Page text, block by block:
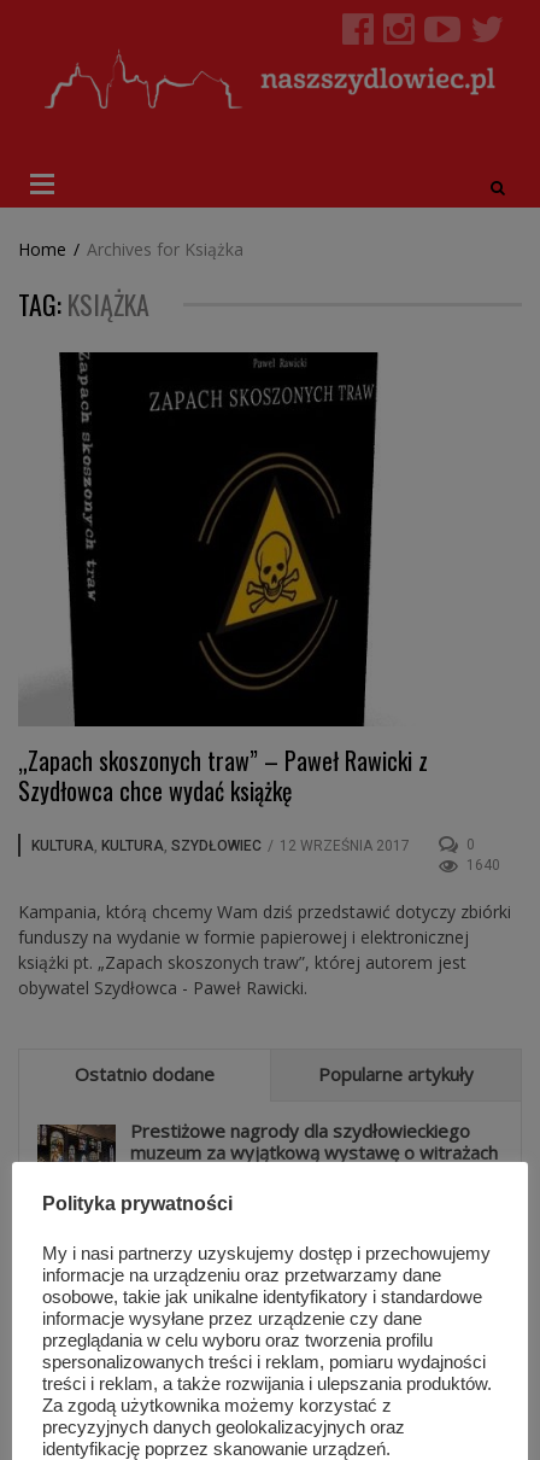
Home / Archives for Książka
TAG:KSIĄŻKA
„Zapach skoszonych traw” – Paweł Rawicki z
Szydłowca chce wydać książkę
KULTURA, KULTURA, SZYDŁOWIEC / 12 WRZEŚNIA 2017
0
1640
Kampania, którą chcemy Wam dziś przedstawić dotyczy zbiórki
funduszy na wydanie w formie papierowej i elektronicznej
książki pt. „Zapach skoszonych traw”, której autorem jest
obywatel Szydłowca - Paweł Rawicki.
Ostatnio dodane Popularne artykuły
Prestiżowe nagrody dla szydłowieckiego
muzeum za wyjątkową wystawę o witrażach
Pokazy hutnicze, zabytkowe auta i koncert
Natalii Nykiel. Tak wyglądało...
sie 5, 2026
Warsztaty taneczne i koncert Blanki. Tłumy
na MAZOPikniku w Orońsku
sie 5, 2026
Polityka prywatności
My i nasi partnerzy uzyskujemy dostęp i przechowujemy
informacje na urządzeniu oraz przetwarzamy dane
osobowe, takie jak unikalne identyfikatory i standardowe
informacje wysyłane przez urządzenie czy dane
przeglądania w celu wyboru oraz tworzenia profilu
spersonalizowanych treści i reklam, pomiaru wydajności
treści i reklam, a także rozwijania i ulepszania produktów.
Za zgodą użytkownika możemy korzystać z
precyzyjnych danych geolokalizacyjnych oraz
identyfikację poprzez skanowanie urządzeń.